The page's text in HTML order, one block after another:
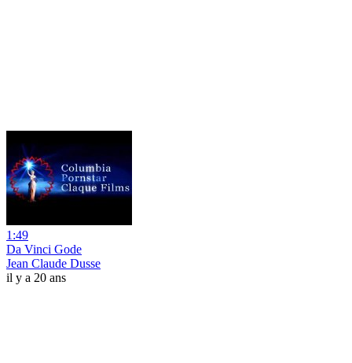
1:49
Da Vinci Gode
Jean Claude Dusse
il y a 20 ans